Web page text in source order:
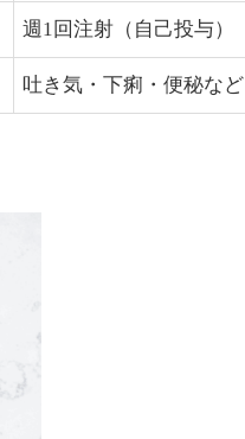
週1回注射（自己投与）
吐き気・下痢・便秘など